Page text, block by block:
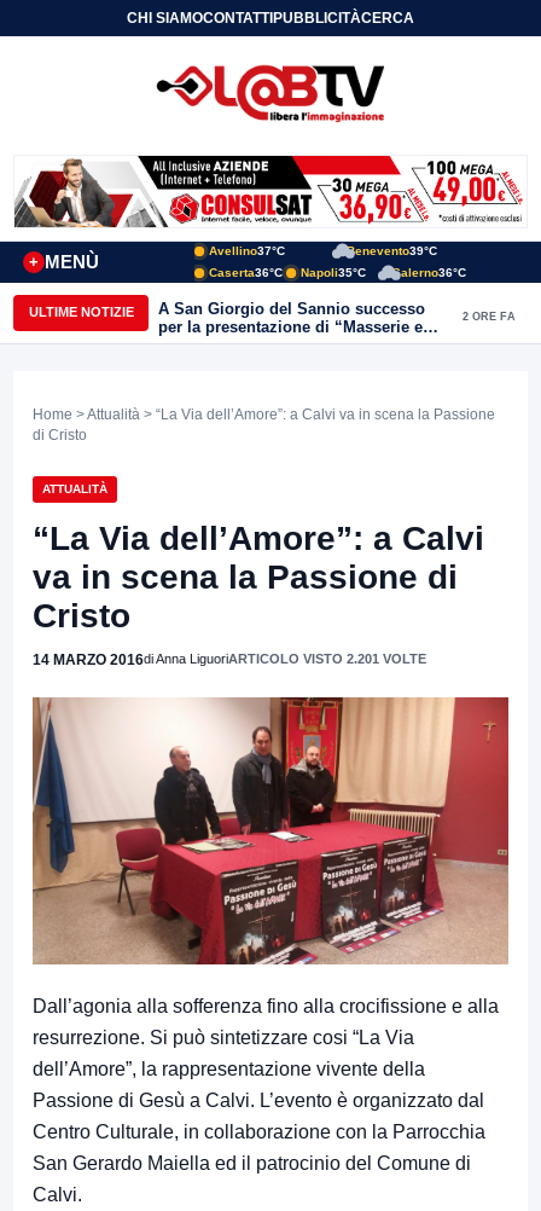
CHI SIAMOCONTATTIPUBBLICITÀCERCA
MENÙ
+
Avellino37°C Benevento39°C
Caserta36°C Napoli35°C Salerno36°C
ULTIME NOTIZIE
A San Giorgio del Sannio successo
per la presentazione di “Masserie e
vita contadina” di Carmine Nardone
2 ORE FA
Home >Attualità > “La Via dell’Amore”: a Calvi va in scena la Passione
di Cristo
ATTUALITÀ
“La Via dell’Amore”: a Calvi
va in scena la Passione di
Cristo
14 MARZO 2016di Anna LiguoriARTICOLO VISTO 2.201 VOLTE
Dall’agonia alla sofferenza fino alla crocifissione e alla
resurrezione. Si può sintetizzare cosi “La Via
dell’Amore”, la rappresentazione vivente della
Passione di Gesù a Calvi. L’evento è organizzato dal
Centro Culturale, in collaborazione con la Parrocchia
San Gerardo Maiella ed il patrocinio del Comune di
Calvi.